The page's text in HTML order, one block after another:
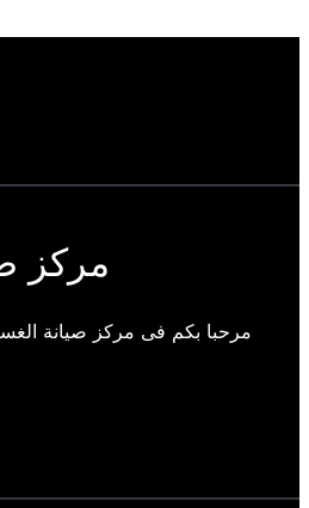
مركز
مرحبا بكم فى مركز صيانة